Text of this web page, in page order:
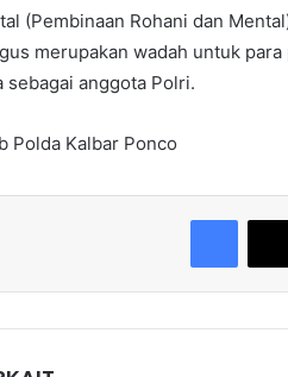
(Pembinaan Rohani dan
merupakan wadah untuk
sebagai anggota Polri.
Polda Kalbar Ponco